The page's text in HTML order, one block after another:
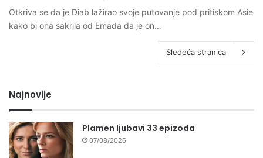
Otkriva se da je Diab lažirao svoje putovanje pod pritiskom Asie
kako bi ona sakrila od Emada da je on…
Sledeća stranica
Najnovije
Plamen ljubavi 33 epizoda
07/08/2026